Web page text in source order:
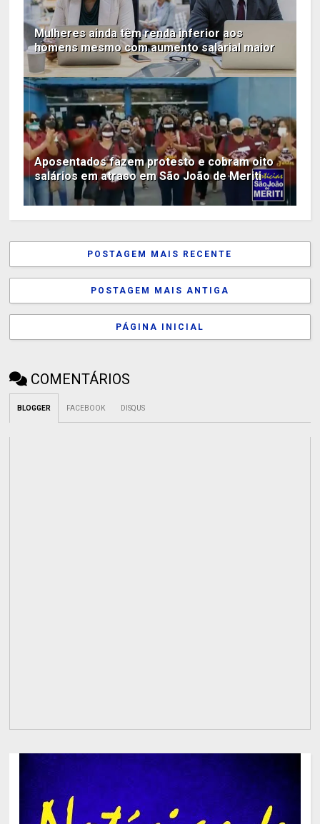
Mulheres ainda têm renda inferior aos
homens mesmo com aumento salarial maior
Aposentados fazem protesto e cobram oito
salários em atraso em São João de Meriti
POSTAGEM MAIS RECENTE
POSTAGEM MAIS ANTIGA
PÁGINA INICIAL
COMENTÁRIOS
BLOGGER FACEBOOK DISQUS